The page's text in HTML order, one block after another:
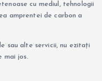
cu mediul, tehnologii
amprentei de carbon a
sau alte servicii, nu ezitați
mai jos.